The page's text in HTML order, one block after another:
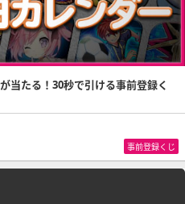
当たる！30秒で引ける事前登録く
事前登録くじ